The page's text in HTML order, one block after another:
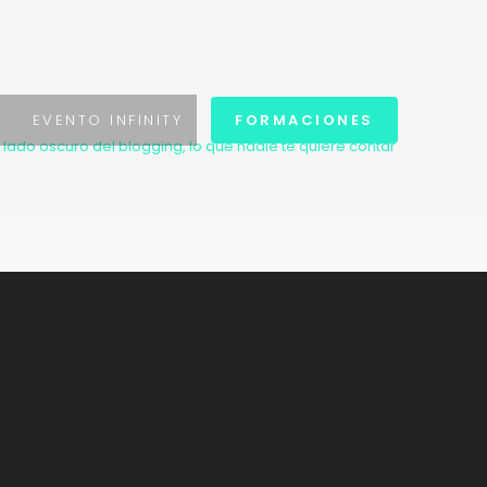
EVENTO INFINITY
FORMACIONES
lado oscuro del blogging, lo que nadie te quiere contar